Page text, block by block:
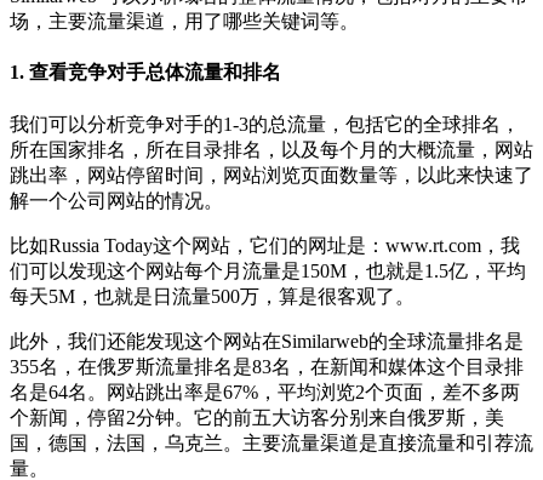
场，主要流量渠道，用了哪些关键词等。
1. 查看竞争对手总体流量和排名
我们可以分析竞争对手的1-3的总流量，包括它的全球排名，
所在国家排名，所在目录排名，以及每个月的大概流量，网站
跳出率，网站停留时间，网站浏览页面数量等，以此来快速了
解一个公司网站的情况。
比如Russia Today这个网站，它们的网址是：www.rt.com，我
们可以发现这个网站每个月流量是150M，也就是1.5亿，平均
每天5M，也就是日流量500万，算是很客观了。
此外，我们还能发现这个网站在Similarweb的全球流量排名是
355名，在俄罗斯流量排名是83名，在新闻和媒体这个目录排
名是64名。网站跳出率是67%，平均浏览2个页面，差不多两
个新闻，停留2分钟。它的前五大访客分别来自俄罗斯，美
国，德国，法国，乌克兰。主要流量渠道是直接流量和引荐流
量。